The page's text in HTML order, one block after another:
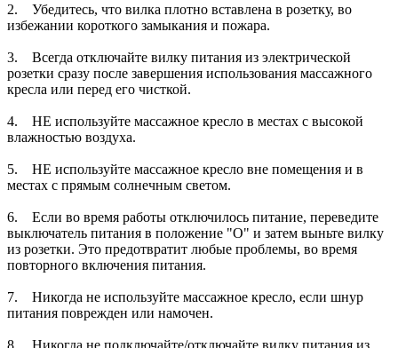
2. Убедитесь, что вилка плотно вставлена в розетку, во
избежании короткого замыкания и пожара.
3. Всегда отключайте вилку питания из электрической
розетки сразу после завершения использования массажного
кресла или перед его чисткой.
4. НЕ используйте массажное кресло в местах с высокой
влажностью воздуха.
5. НЕ используйте массажное кресло вне помещения и в
местах с прямым солнечным светом.
6. Если во время работы отключилось питание, переведите
выключатель питания в положение "О" и затем выньте вилку
из розетки. Это предотвратит любые проблемы, во время
повторного включения питания.
7. Никогда не используйте массажное кресло, если шнур
питания поврежден или намочен.
8. Никогда не подключайте/отключайте вилку питания из